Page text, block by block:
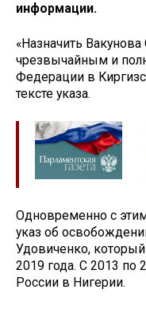
информации.
«Назначить
чрезвычайным и
Федерации в
тексте указа.
Одновременно с
указ об
Удовиченко,
2019 года. С 2013 по
России в Нигерии.